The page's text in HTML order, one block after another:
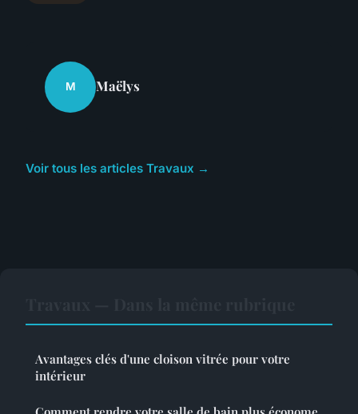
M Maëlys
Voir tous les articles Travaux →
Avantages clés d'une cloison vitrée pour votre
intérieur